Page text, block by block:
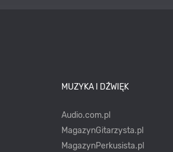
MUZYKA I DŹWIĘK
Audio.com.pl
MagazynGitarzysta.pl
MagazynPerkusista.pl